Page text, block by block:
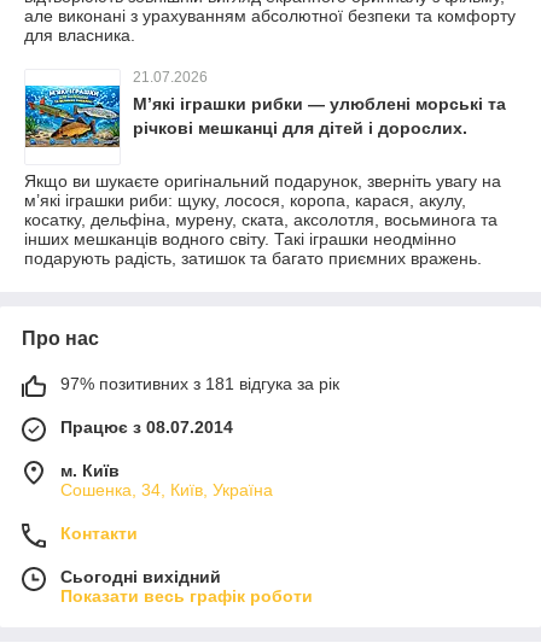
але виконані з урахуванням абсолютної безпеки та комфорту
для власника.
21.07.2026
М’які іграшки рибки — улюблені морські та
річкові мешканці для дітей і дорослих.
Якщо ви шукаєте оригінальний подарунок, зверніть увагу на
м’які іграшки риби: щуку, лосося, коропа, карася, акулу,
косатку, дельфіна, мурену, ската, аксолотля, восьминога та
інших мешканців водного світу. Такі іграшки неодмінно
подарують радість, затишок та багато приємних вражень.
Про нас
97% позитивних з 181 відгука за рік
Працює з 08.07.2014
м. Київ
Сошенка, 34, Київ, Україна
Контакти
Сьогодні вихідний
Показати весь графік роботи